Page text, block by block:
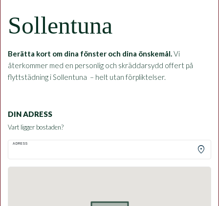
Sollentuna
Berätta kort om dina fönster och dina önskemål.Vi
återkommer med en personlig och skräddarsydd offert på
flyttstädning i Sollentuna – helt utan förpliktelser.
DIN ADRESS
Vart ligger bostaden?
ADRESS
location_on